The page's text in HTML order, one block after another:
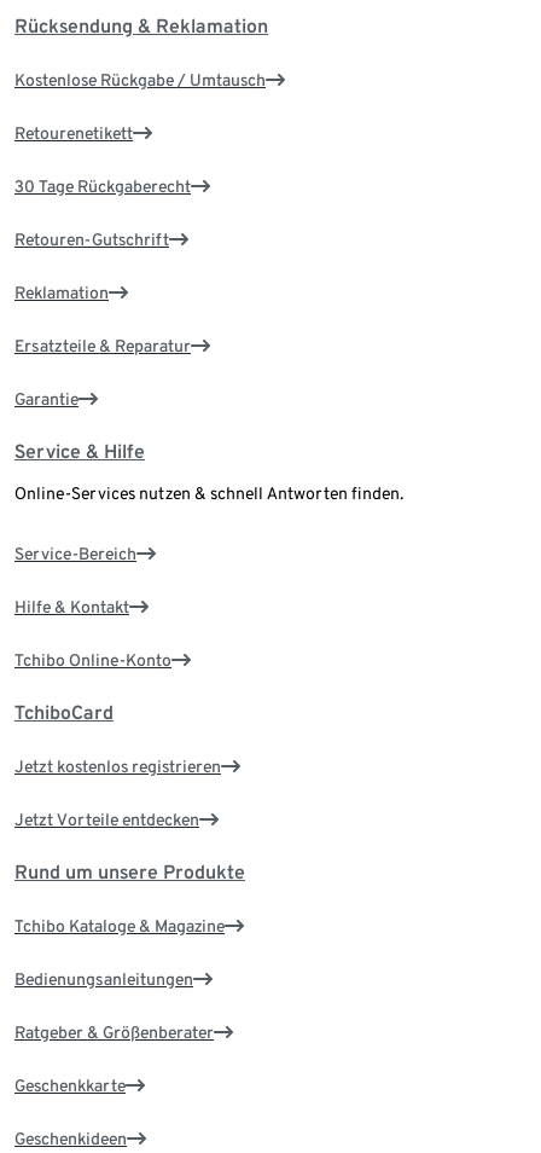
Rücksendung & Reklamation
Kostenlose Rückgabe / Umtausch
Retourenetikett
30 Tage Rückgaberecht
Retouren-Gutschrift
Reklamation
Ersatzteile & Reparatur
Garantie
Service & Hilfe
Online-Services nutzen & schnell Antworten finden.
Service-Bereich
Hilfe & Kontakt
Tchibo Online-Konto
TchiboCard
Jetzt kostenlos registrieren
Jetzt Vorteile entdecken
Rund um unsere Produkte
Tchibo Kataloge & Magazine
Bedienungsanleitungen
Ratgeber & Größenberater
Geschenkkarte
Geschenkideen